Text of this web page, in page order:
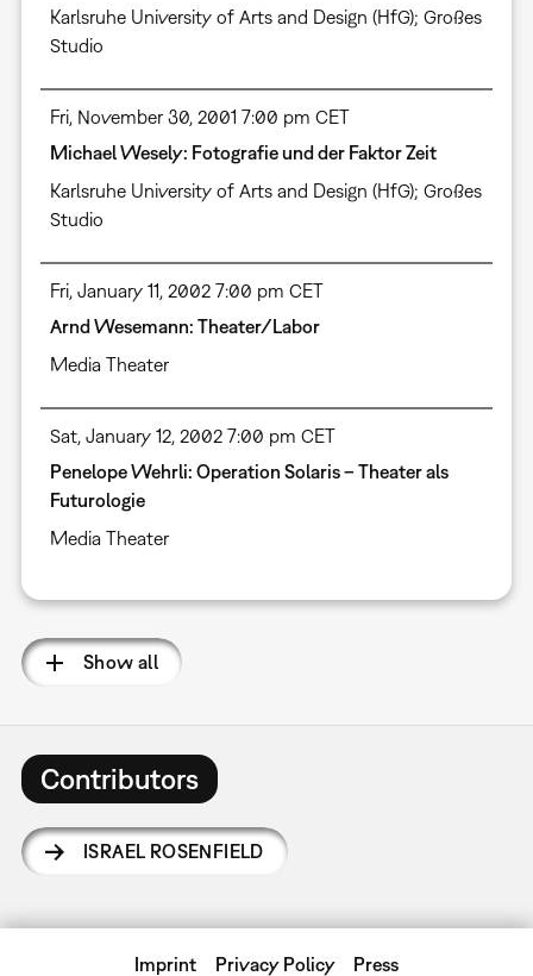
Karlsruhe University of Arts and Design (HfG); Großes
Studio
Fri, November 30, 2001 7:00 pm CET
Michael Wesely: Fotografie und der Faktor Zeit
Karlsruhe University of Arts and Design (HfG); Großes
Studio
Fri, January 11, 2002 7:00 pm CET
Arnd Wesemann: Theater/Labor
Media Theater
Sat, January 12, 2002 7:00 pm CET
Penelope Wehrli: Operation Solaris – Theater als
Futurologie
Media Theater
Show all
Contributors
ISRAEL ROSENFIELD
Imprint Privacy Policy Press